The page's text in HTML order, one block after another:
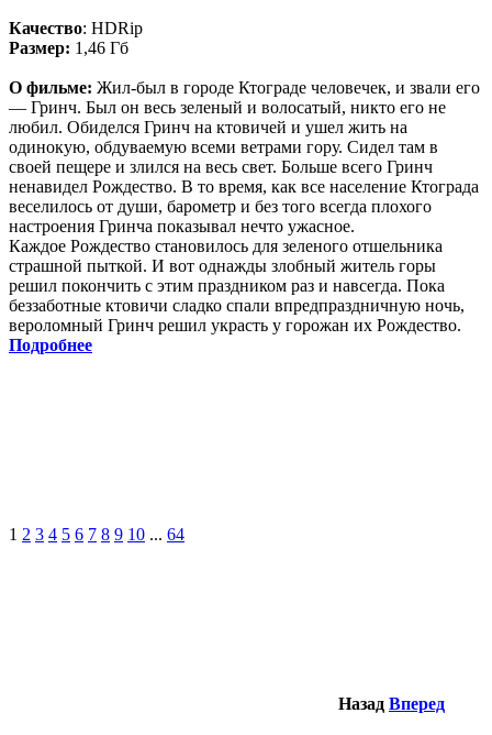
Качество: HDRip
Размер: 1,46 Гб
О фильме: Жил-был в городе Ктограде человечек, и звали его
— Гринч. Был он весь зеленый и волосатый, никто его не
любил. Обиделся Гринч на ктовичей и ушел жить на
одинокую, обдуваемую всеми ветрами гору. Сидел там в
своей пещере и злился на весь свет. Больше всего Гринч
ненавидел Рождество. В то время, как все население Ктограда
веселилось от души, барометр и без того всегда плохого
настроения Гринча показывал нечто ужасное.
Каждое Рождество становилось для зеленого отшельника
страшной пыткой. И вот однажды злобный житель горы
решил покончить с этим праздником раз и навсегда. Пока
беззаботные ктовичи сладко спали впредпраздничную ночь,
вероломный Гринч решил украсть у горожан их Рождество.
Подробнее
1 2 3 4 5 6 7 8 9 10 ... 64
Назад Вперед